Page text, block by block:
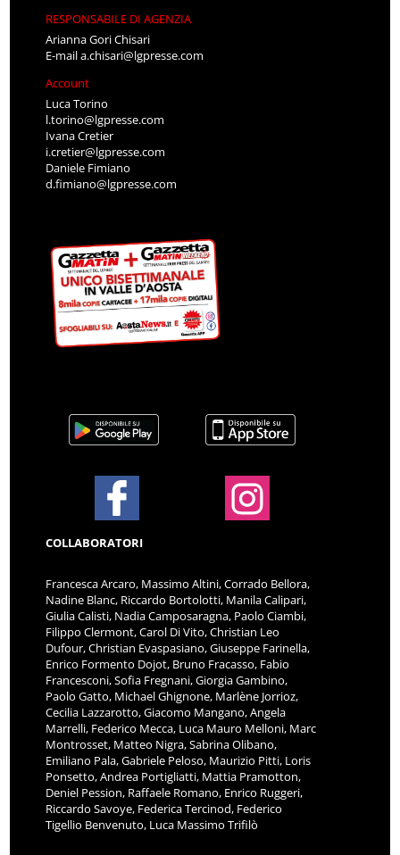
RESPONSABILE DI AGENZIA
Arianna Gori Chisari
E-maila.chisari@lgpresse.com
Account
Luca Torino
l.torino@lgpresse.com
Ivana Cretier
i.cretier@lgpresse.com
Daniele Fimiano
d.fimiano@lgpresse.com
COLLABORATORI
Francesca Arcaro, Massimo Altini, Corrado Bellora,
Nadine Blanc, Riccardo Bortolotti, Manila Calipari,
Giulia Calisti, Nadia Camposaragna, Paolo Ciambi,
Filippo Clermont, Carol Di Vito, Christian Leo
Dufour, Christian Evaspasiano, Giuseppe Farinella,
Enrico Formento Dojot, Bruno Fracasso, Fabio
Francesconi, Sofia Fregnani, Giorgia Gambino,
Paolo Gatto, Michael Ghignone, Marlène Jorrioz,
Cecilia Lazzarotto, Giacomo Mangano, Angela
Marrelli, Federico Mecca, Luca Mauro Melloni, Marc
Montrosset, Matteo Nigra, Sabrina Olibano,
Emiliano Pala, Gabriele Peloso, Maurizio Pitti, Loris
Ponsetto, Andrea Portigliatti, Mattia Pramotton,
Deniel Pession, Raffaele Romano, Enrico Ruggeri,
Riccardo Savoye, Federica Tercinod, Federico
Tigellio Benvenuto, Luca Massimo Trifilò